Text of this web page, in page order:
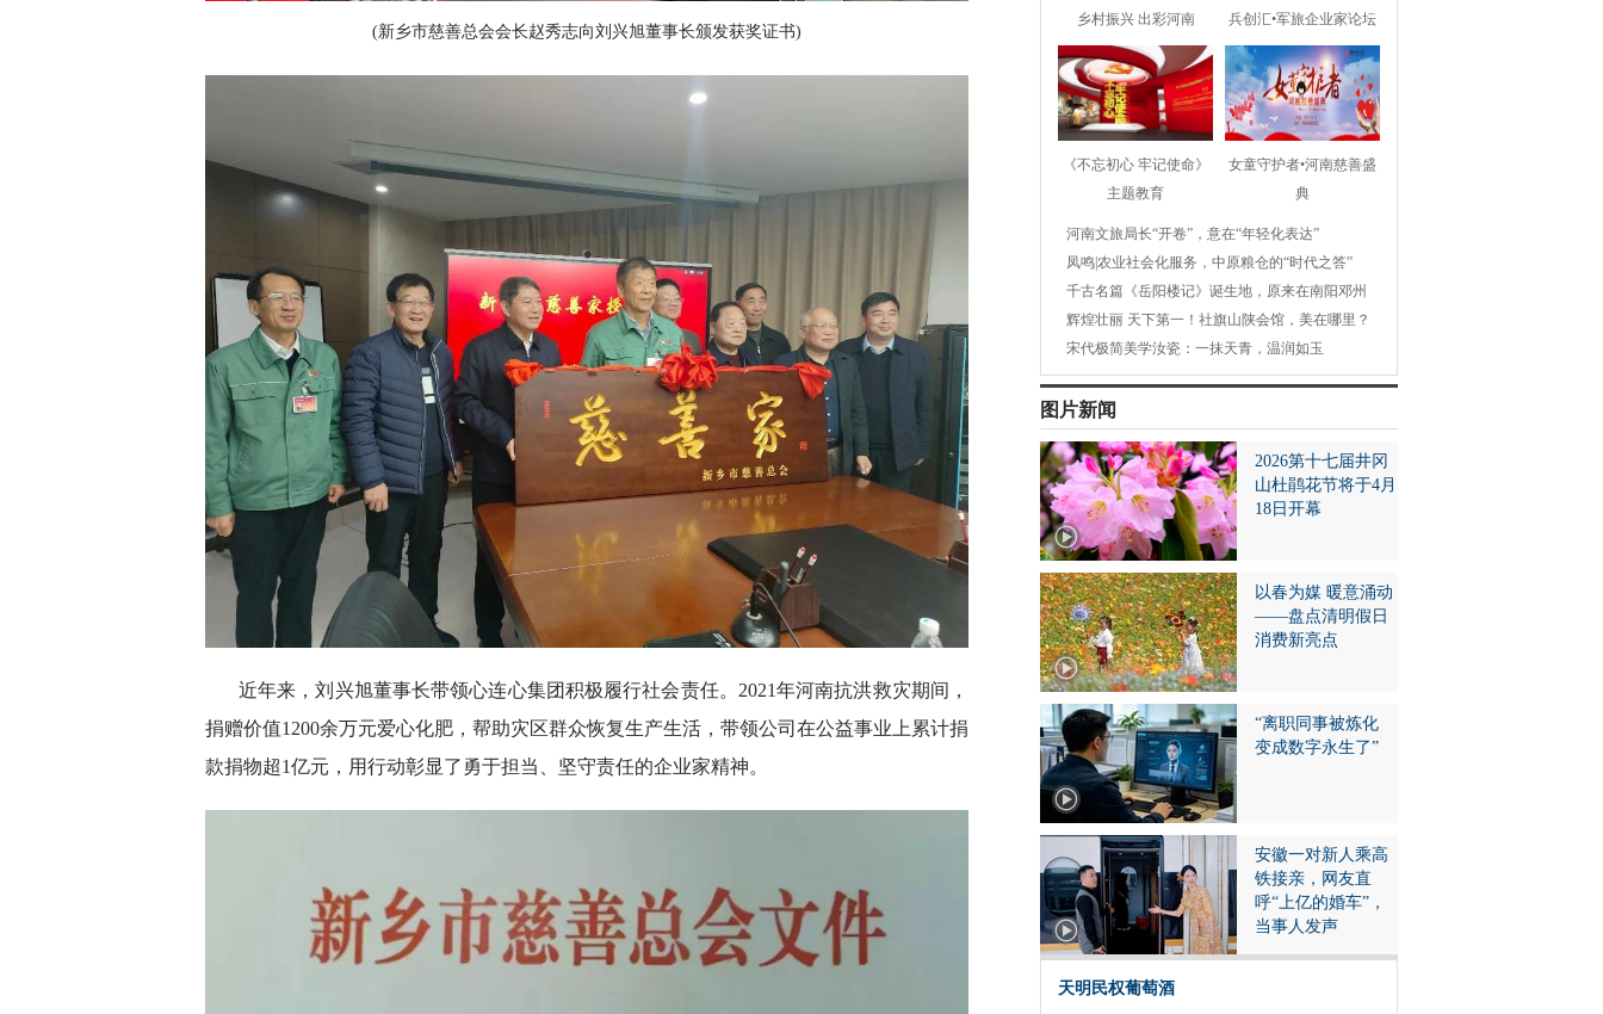
(新乡市慈善总会会长赵秀志向刘兴旭董事长颁发获奖证书)
近年来，刘兴旭董事长带领心连心集团积极履行社会责任。2021年河南抗洪救灾期间，
捐赠价值1200余万元爱心化肥，帮助灾区群众恢复生产生活，带领公司在公益事业上累计捐
款捐物超1亿元，用行动彰显了勇于担当、坚守责任的企业家精神。
乡村振兴 出彩河南 兵创汇•军旅企业家论坛
《不忘初心 牢记使命》
主题教育
女童守护者•河南慈善盛
典
河南文旅局长“开卷”，意在“年轻化表达”
凤鸣|农业社会化服务，中原粮仓的“时代之答”
千古名篇《岳阳楼记》诞生地，原来在南阳邓州
辉煌壮丽 天下第一！社旗山陕会馆，美在哪里？
宋代极简美学汝瓷：一抹天青，温润如玉
图片新闻
2026第十七届井冈
山杜鹃花节将于4月
18日开幕
以春为媒 暖意涌动
——盘点清明假日
消费新亮点
“离职同事被炼化
变成数字永生了”
安徽一对新人乘高
铁接亲，网友直
呼“上亿的婚车”，
当事人发声
天明民权葡萄酒